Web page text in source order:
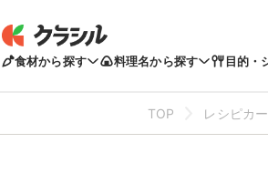
食材から探す 料理名から探す 目的・
TOP レシピカ